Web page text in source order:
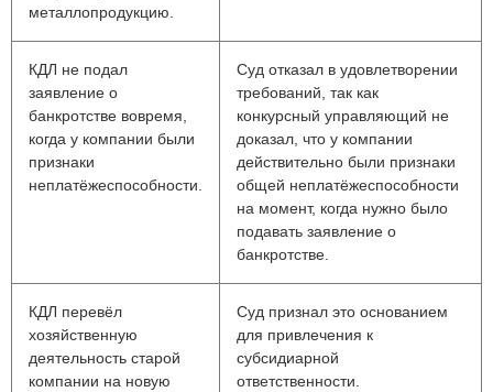
металлопродукцию.
КДЛ не подал
заявление о
банкротстве вовремя,
когда у компании были
признаки
неплатёжеспособности.
Суд отказал в удовлетворении
требований, так как
конкурсный управляющий не
доказал, что у компании
действительно были признаки
общей неплатёжеспособности
на момент, когда нужно было
подавать заявление о
банкротстве.
КДЛ перевёл
хозяйственную
деятельность старой
компании на новую
Суд признал это основанием
для привлечения к
субсидиарной
ответственности.